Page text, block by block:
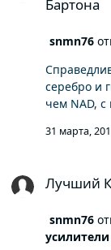
Бартона
snmn76
серебро и
чем NAD,
31 марта,
Лучший
snmn76